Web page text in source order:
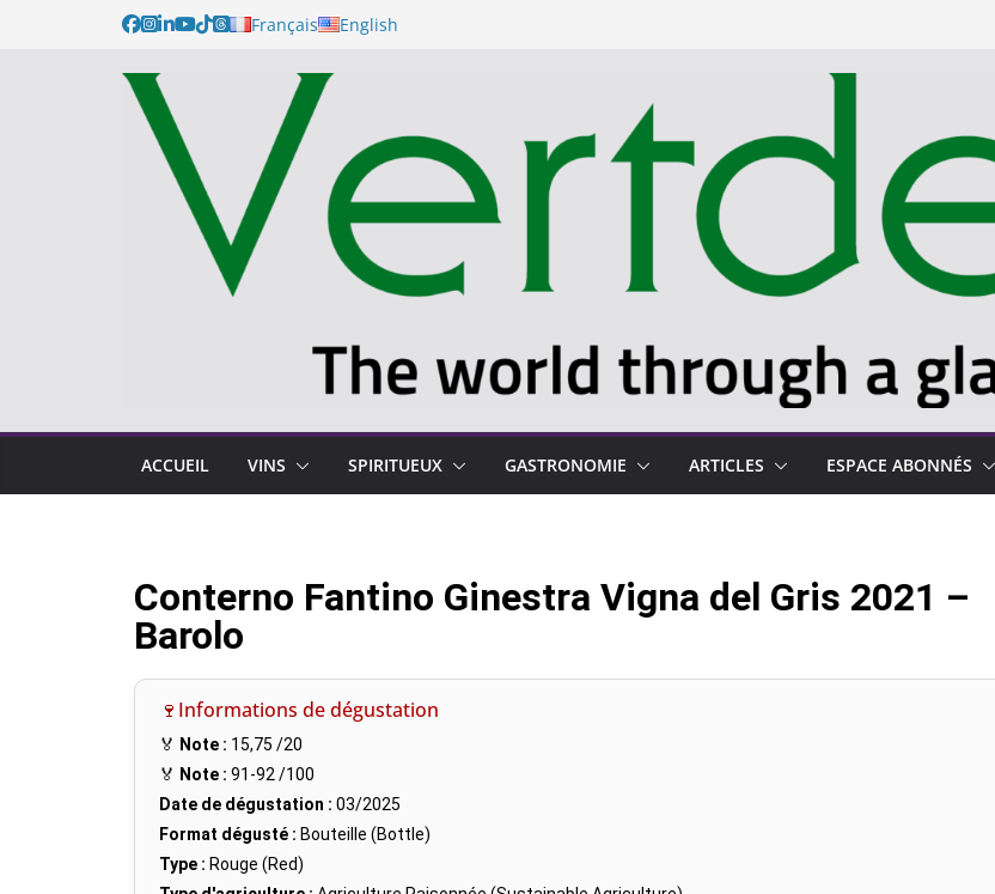
Français English
ACCUEIL VINS SPIRITUEUX GASTRONOMIE ARTICLES ESPACE ABONNÉS
Conterno Fantino Ginestra Vigna del Gris 2021 –
Barolo
🍷Informations de dégustation
🏅 Note : 15,75 /20
🏅 Note : 91-92/100
Date de dégustation : 03/2025
Format dégusté : Bouteille (Bottle)
Type : Rouge (Red)